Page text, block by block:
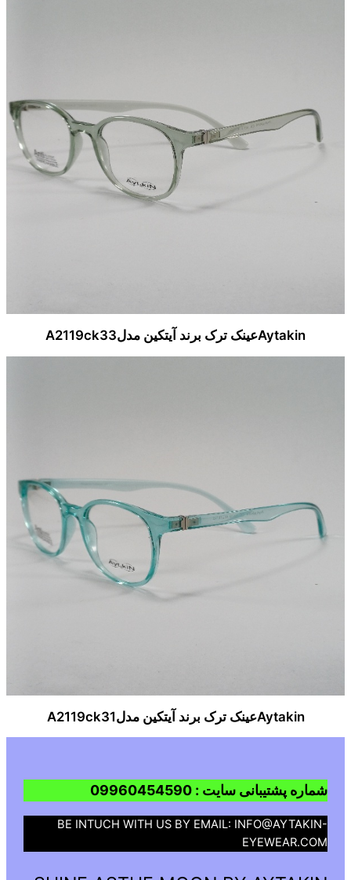
Aytakinعینک ترک برند آیتکین مدلA2119ck33
Aytakinعینک ترک برند آیتکین مدلA2119ck31
شماره پشتیبانی سایت : 09960454590
BE INTUCH WITH US BY EMAIL: INFO@AYTAKIN-
EYEWEAR.COM